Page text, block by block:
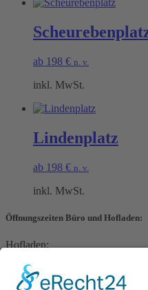
ab 198 € n. v.
inkl. MwSt.
Lindenplatz
ab 198 € n. v.
inkl. MwSt.
Öffnungszeiten Büro und Hofladen:
Hofladen:
Telefonisch erreichen Sie uns: